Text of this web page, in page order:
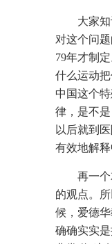
大家
对这个问
79年才制
什么运动
中国这个
律，是不
以后就到
有效地解
再一
的观点。
候，爱德
确确实实